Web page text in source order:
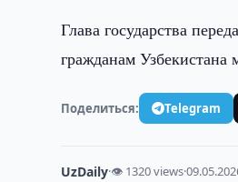
Глава государства
гражданам Узбекистана
Поделиться: Telegram
UzDaily·👁 1320 views·